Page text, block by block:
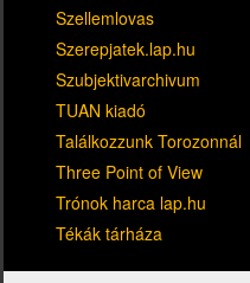
Szellemlovas
Szerepjatek.lap.hu
Szubjektivarchivum
TUAN kiadó
Találkozzunk Torozonnál
Three Point of View
Trónok harca lap.hu
Tékák tárháza